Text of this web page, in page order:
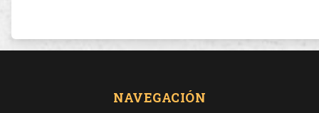
NAVEGACIÓN